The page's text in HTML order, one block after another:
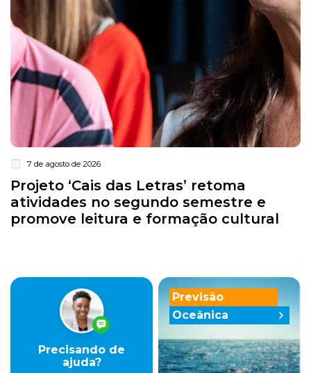
7 de agosto de 2026
Projeto ‘Cais das Letras’ retoma
atividades no segundo semestre e
promove leitura e formação cultural
Previsão
Oceânica
Precisando de
ajuda?